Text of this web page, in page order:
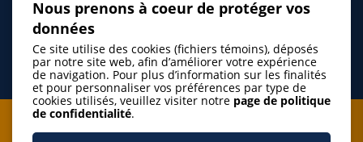
Je m'abonne à l'infolettre
Nous prenons à coeur de protéger vos
données
Ce site utilise des cookies (fichiers témoins), déposés
par notre site web, afin d’améliorer votre expérience
de navigation. Pour plus d’information sur les finalités
et pour personnaliser vos préférences par type de
cookies utilisés, veuillez visiter notre page de politique
de confidentialité.